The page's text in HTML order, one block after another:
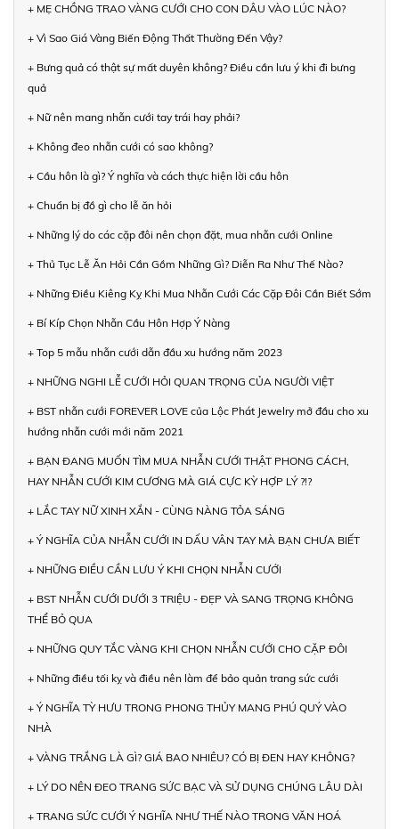
+ MẸ CHỒNG TRAO VÀNG CƯỚI CHO CON DÂU VÀO LÚC NÀO?
+ Vì Sao Giá Vàng Biến Động Thất Thường Đến Vậy?
+ Bưng quả có thật sự mất duyên không? Điều cần lưu ý khi đi bưng
quả
+ Nữ nên mang nhẫn cưới tay trái hay phải?
+ Không đeo nhẫn cưới có sao không?
+ Cầu hôn là gì? Ý nghĩa và cách thực hiện lời cầu hôn
+ Chuẩn bị đồ gì cho lễ ăn hỏi
+ Những lý do các cặp đôi nên chọn đặt, mua nhẫn cưới Online
+ Thủ Tục Lễ Ăn Hỏi Cần Gồm Những Gì? Diễn Ra Như Thế Nào?
+ Những Điều Kiêng Kỵ Khi Mua Nhẫn Cưới Các Cặp Đôi Cần Biết Sớm
+ Bí Kíp Chọn Nhẫn Cầu Hôn Hợp Ý Nàng
+ Top 5 mẫu nhẫn cưới dẫn đầu xu hướng năm 2023
+ NHỮNG NGHI LỄ CƯỚI HỎI QUAN TRỌNG CỦA NGƯỜI VIỆT
+ BST nhẫn cưới FOREVER LOVE của Lộc Phát Jewelry mở đầu cho xu
hướng nhẫn cưới mới năm 2021
+ BẠN ĐANG MUỐN TÌM MUA NHẪN CƯỚI THẬT PHONG CÁCH,
HAY NHẪN CƯỚI KIM CƯƠNG MÀ GIÁ CỰC KỲ HỢP LÝ ?!?
+ LẮC TAY NỮ XINH XẮN - CÙNG NÀNG TỎA SÁNG
+ Ý NGHĨA CỦA NHẪN CƯỚI IN DẤU VÂN TAY MÀ BẠN CHƯA BIẾT
+ NHỮNG ĐIỀU CẦN LƯU Ý KHI CHỌN NHẪN CƯỚI
+ BST NHẪN CƯỚI DƯỚI 3 TRIỆU - ĐẸP VÀ SANG TRỌNG KHÔNG
THỂ BỎ QUA
+ NHỮNG QUY TẮC VÀNG KHI CHỌN NHẪN CƯỚI CHO CẶP ĐÔI
+ Những điều tối kỵ và điều nên làm để bảo quản trang sức cưới
+ Ý NGHĨA TỲ HƯU TRONG PHONG THỦY MANG PHÚ QUÝ VÀO
NHÀ
+ VÀNG TRẮNG LÀ GÌ? GIÁ BAO NHIÊU? CÓ BỊ ĐEN HAY KHÔNG?
+ LÝ DO NÊN ĐEO TRANG SỨC BẠC VÀ SỬ DỤNG CHÚNG LÂU DÀI
+ TRANG SỨC CƯỚI Ý NGHĨA NHƯ THẾ NÀO TRONG VĂN HOÁ